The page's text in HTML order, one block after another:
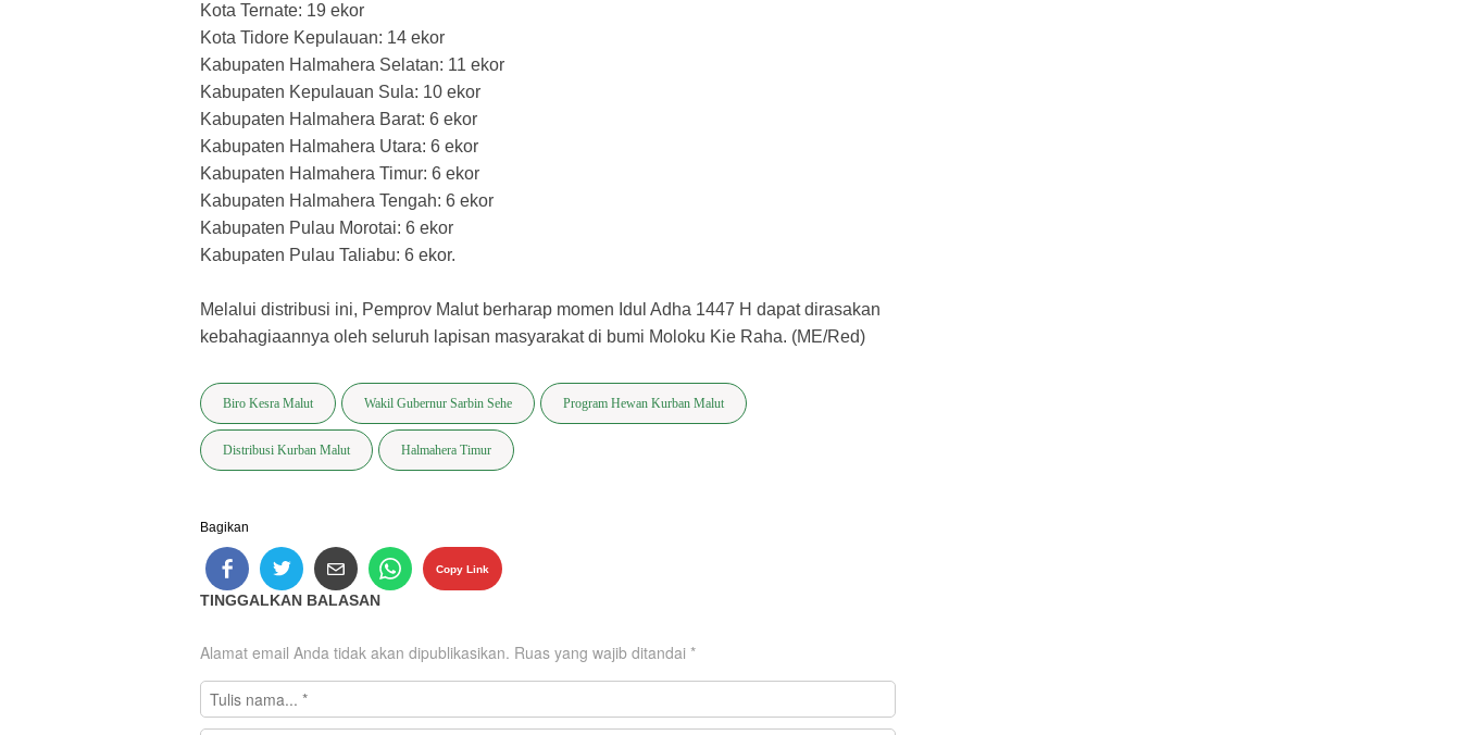
​Kota Ternate: 19 ekor
​Kota Tidore Kepulauan: 14 ekor
​Kabupaten Halmahera Selatan: 11 ekor
​Kabupaten Kepulauan Sula: 10 ekor
​Kabupaten Halmahera Barat: 6 ekor
​Kabupaten Halmahera Utara: 6 ekor
​Kabupaten Halmahera Timur: 6 ekor
​Kabupaten Halmahera Tengah: 6 ekor
​Kabupaten Pulau Morotai: 6 ekor
​Kabupaten Pulau Taliabu: 6 ekor.
​Melalui distribusi ini, Pemprov Malut berharap momen Idul Adha 1447 H dapat dirasakan
kebahagiaannya oleh seluruh lapisan masyarakat di bumi Moloku Kie Raha. (ME/Red)
Biro Kesra Malut Wakil Gubernur Sarbin Sehe Program Hewan Kurban Malut
Distribusi Kurban Malut Halmahera Timur
Bagikan
Copy Link
TINGGALKAN BALASAN
Alamat email Anda tidak akan dipublikasikan. Ruas yang wajib ditandai *